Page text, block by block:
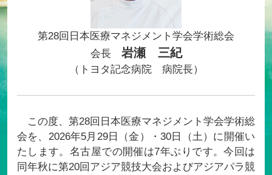
第28回日本医療マネジメント学会学術総会
会長 岩瀬 三紀
（トヨタ記念病院 病院長）
この度、第28回日本医療マネジメント学会学術総
会を、2026年5月29日（金）・30日（土）に開催い
たします。名古屋での開催は7年ぶりです。今回は
同年秋に第20回アジア競技大会およびアジアパラ競